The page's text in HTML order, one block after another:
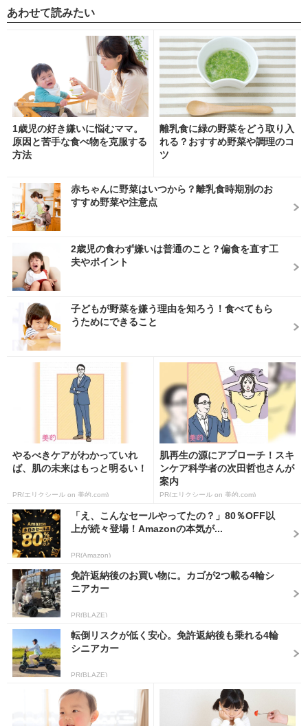
あわせて読みたい
1歳児の好き嫌いに悩むママ。
原因と苦手な食べ物を克服する
方法
離乳食に緑の野菜をどう取り入
れる？おすすめ野菜や調理のコ
ツ
赤ちゃんに野菜はいつから？離乳食時期別のお
すすめ野菜や注意点
2歳児の食わず嫌いは普通のこと？偏食を直す工
夫やポイント
子どもが野菜を嫌う理由を知ろう！食べてもら
うためにできること
やるべきケアがわかっていれ
ば、肌の未来はもっと明るい！
PR(エリクシール on 美的.com)
肌再生の源にアプローチ！スキ
ンケア科学者の次田哲也さんが
案内
PR(エリクシール on 美的.com)
「え、こんなセールやってたの？」80％OFF以
上が続々登場！Amazonの本気が...
PR(Amazon)
免許返納後のお買い物に。カゴが2つ載る4輪シ
ニアカー
PR(BLAZE)
転倒リスクが低く安心。免許返納後も乗れる4輪
シニアカー
PR(BLAZE)